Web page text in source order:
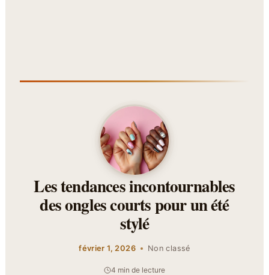
Les tendances incontournables
des ongles courts pour un été
stylé
février 1, 2026 Non classé
4 min de lecture